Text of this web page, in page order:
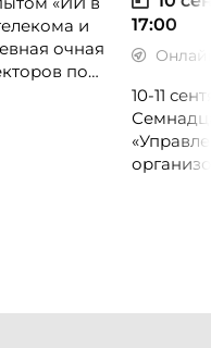
и
очная
по
17:00
10-11